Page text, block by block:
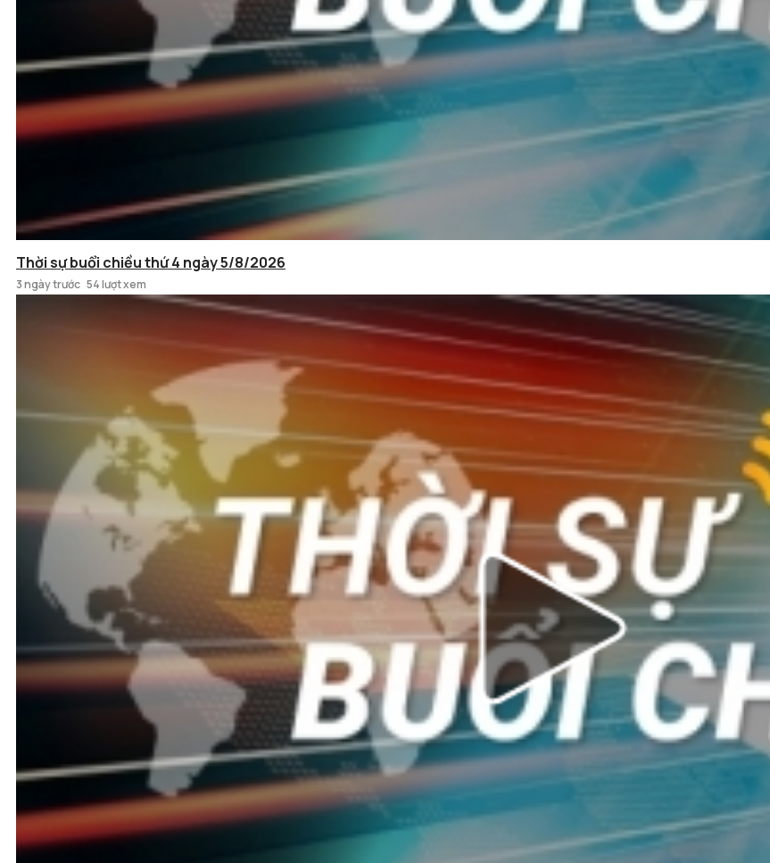
Thời sự buổi chiều thứ 4 ngày 5/8/2026
3 ngày trước 54 lượt xem